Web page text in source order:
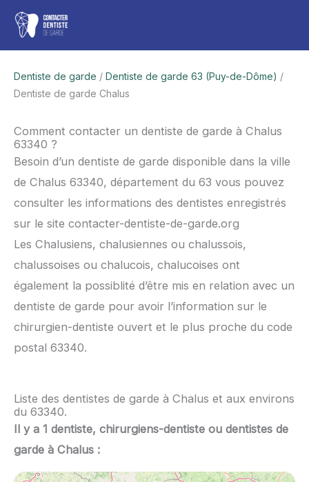
Aller
contenu
Dentiste de garde / Dentiste de garde 63 (Puy-de-Dôme) /
Dentiste de garde Chalus
Comment contacter un dentiste de garde à Chalus
63340 ?
Besoin d’un dentiste de garde disponible dans la ville
de Chalus 63340, département du 63 vous pouvez
consulter les informations des dentistes enregistrés
sur le site contacter-dentiste-de-garde.org
Les Chalusiens, chalusiennes ou chalussois,
chalussoises ou chalucois, chalucoises ont
également la possiblité d’être mis en relation avec un
dentiste de garde pour avoir l’information sur le
chirurgien-dentiste ouvert et le plus proche du code
postal 63340.
Liste des dentistes de garde à Chalus et aux environs
du 63340.
Il y a 1 dentiste, chirurgiens-dentiste ou dentistes de
garde à Chalus :